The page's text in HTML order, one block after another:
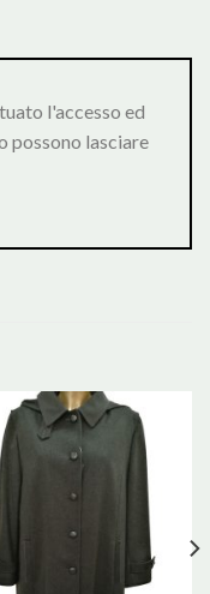
l'accesso ed
possono lasciare